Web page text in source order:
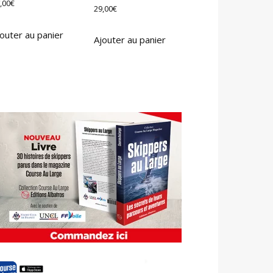
€
au panier
29,00€
Ajouter au panier